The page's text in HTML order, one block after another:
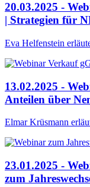
20.03.2025 -
| Strategien für
Eva Helfenstein
13.02.2025 -
Anteilen über
Elmar Krüsmann
23.01.2025 -
zum